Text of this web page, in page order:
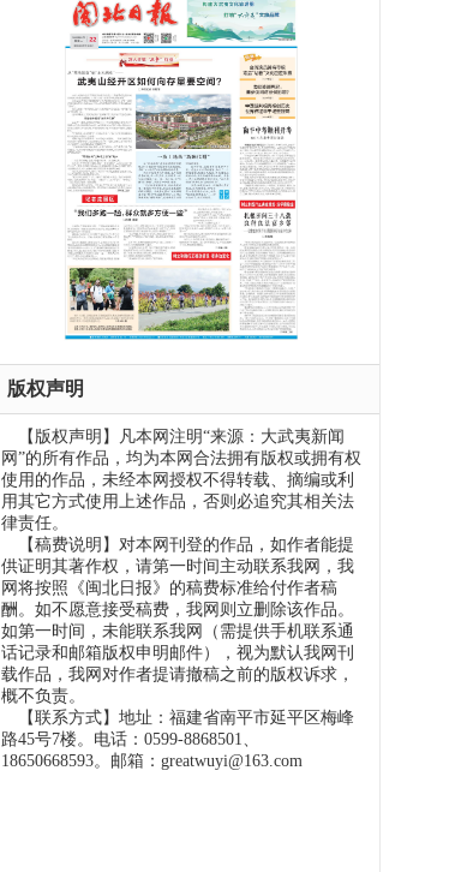
版权声明
【版权声明】凡本网注明“来源：大武夷新闻
网”的所有作品，均为本网合法拥有版权或拥有权
使用的作品，未经本网授权不得转载、摘编或利
用其它方式使用上述作品，否则必追究其相关法
律责任。
【稿费说明】对本网刊登的作品，如作者能提
供证明其著作权，请第一时间主动联系我网，我
网将按照《闽北日报》的稿费标准给付作者稿
酬。如不愿意接受稿费，我网则立删除该作品。
如第一时间，未能联系我网（需提供手机联系通
话记录和邮箱版权申明邮件），视为默认我网刊
载作品，我网对作者提请撤稿之前的版权诉求，
概不负责。
【联系方式】地址：福建省南平市延平区梅峰
路45号7楼。电话：0599-8868501、
18650668593。邮箱：greatwuyi@163.com